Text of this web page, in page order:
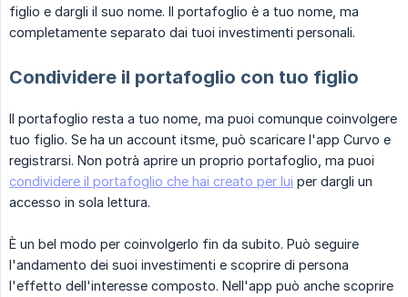
figlio e dargli il suo nome. Il portafoglio è a tuo nome, ma
completamente separato dai tuoi investimenti personali.
Condividere il portafoglio con tuo figlio
Il portafoglio resta a tuo nome, ma puoi comunque coinvolgere
tuo figlio. Se ha un account itsme, può scaricare l'app Curvo e
registrarsi. Non potrà aprire un proprio portafoglio, ma puoi
condividere il portafoglio che hai creato per lui per dargli un
accesso in sola lettura.
È un bel modo per coinvolgerlo fin da subito. Può seguire
l'andamento dei suoi investimenti e scoprire di persona
l'effetto dell'interesse composto. Nell'app può anche scoprire